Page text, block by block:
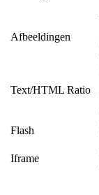
Afbeeldingen
Text/HTML Ratio
Flash
Iframe